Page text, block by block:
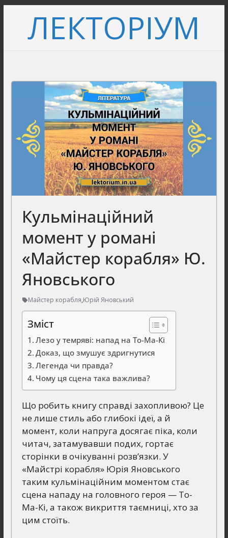
вмістуЛЕКТОРІУМ
Кульмінаційний
момент у романі
«Майстер корабля» Ю.
Яновського
Майстер корабля,Юрій Яновський
Зміст
Лезо у темряві: напад на То-Ма-Кі
Доказ, що змушує здригнутися
Легенда чи правда?
Чому ця сцена така важлива?
Що робить книгу справді захопливою? Це
не лише стиль або глибокі ідеї, а й
момент, коли напруга досягає піка, коли
читач, затамувавши подих, гортає
сторінки в очікуванні розв’язки. У
«Майстрі корабля» Юрія Яновського
таким кульмінаційним моментом стає
сцена нападу на головного героя — То-
Ма-Кі, а також викриття таємниці, хто за
цим стоїть.